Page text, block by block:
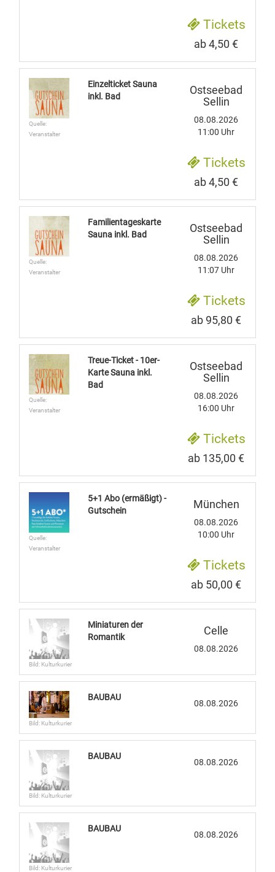
Tickets
ab 4,50 €
Quelle:
Veranstalter
Einzelticket Sauna
inkl. Bad
Ostseebad
Sellin
08.08.2026
11:00 Uhr
Tickets
ab 4,50 €
Quelle:
Veranstalter
Familientageskarte
Sauna inkl. Bad
Ostseebad
Sellin
08.08.2026
11:07 Uhr
Tickets
ab 95,80 €
Quelle:
Veranstalter
Treue-Ticket - 10er-
Karte Sauna inkl.
Bad
Ostseebad
Sellin
08.08.2026
16:00 Uhr
Tickets
ab 135,00 €
Quelle:
Veranstalter
5+1 Abo (ermäßigt) -
Gutschein
München
08.08.2026
10:00 Uhr
Tickets
ab 50,00 €
Bild: Kulturkurier
Miniaturen der
Romantik
Celle
08.08.2026
Bild: Kulturkurier
BAUBAU
08.08.2026
Bild: Kulturkurier
BAUBAU
08.08.2026
Bild: Kulturkurier
BAUBAU
08.08.2026